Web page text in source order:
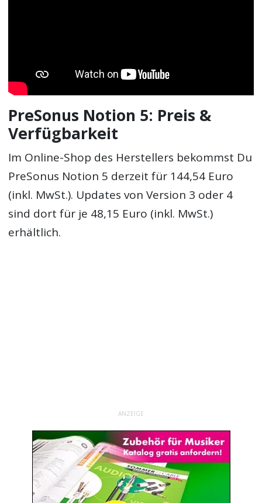
PreSonus Notion 5: Preis &
Verfügbarkeit
Im Online-Shop des Herstellers bekommst Du
PreSonus Notion 5 derzeit für 144,54 Euro
(inkl. MwSt.). Updates von Version 3 oder 4
sind dort für je 48,15 Euro (inkl. MwSt.)
erhältlich.
ANZEIGE